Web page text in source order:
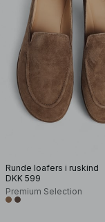
Runde loafers i ruskind
DKK 599
Premium Selection